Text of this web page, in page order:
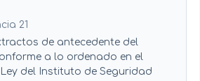
21
de antecedente del
a lo ordenado en el
del Instituto de Seguridad